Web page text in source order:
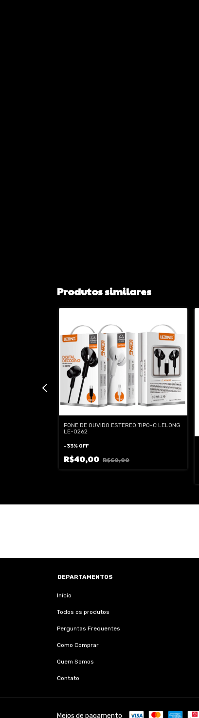
Produtos similares
FONE DE OUVIDO ESTEREO TIPO-C LELONG
LE-0262
-33% OFF
R$40,00 R$60,00
DEPARTAMENTOS
Início
Todos os produtos
Perguntas Frequentes
Como Comprar
Quem Somos
Contato
Meios de pagamento